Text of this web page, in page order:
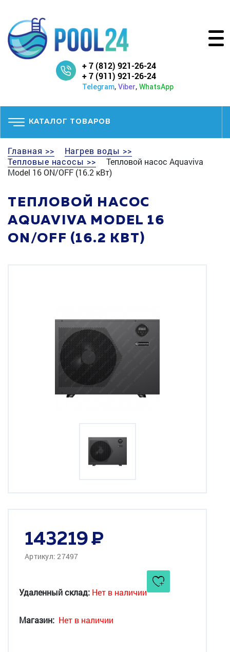
+ 7 (812) 921-26-24
+ 7 (911) 921-26-24
Telegram, Viber, WhatsApp
КАТАЛОГ ТОВАРОВ
Главная >>
Нагрев воды >>
Тепловые насосы >>
Тепловой насос Aquaviva
Model 16 ON/OFF (16.2 кВт)
ТЕПЛОВОЙ НАСОС
AQUAVIVA MODEL 16
ON/OFF (16.2 КВТ)
143219
Артикул: 27497
Удаленный склад: Нет в наличии
Магазин: Нет в наличии